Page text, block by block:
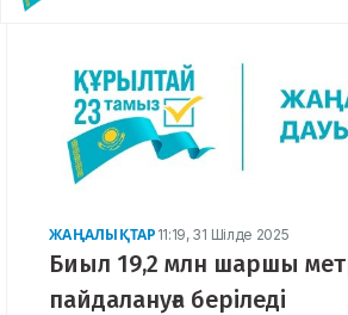
ЖАҢАЛЫҚТАР 11:19, 31 Шілде 2025
Биыл 19,2 млн шаршы
пайдалануға беріледі